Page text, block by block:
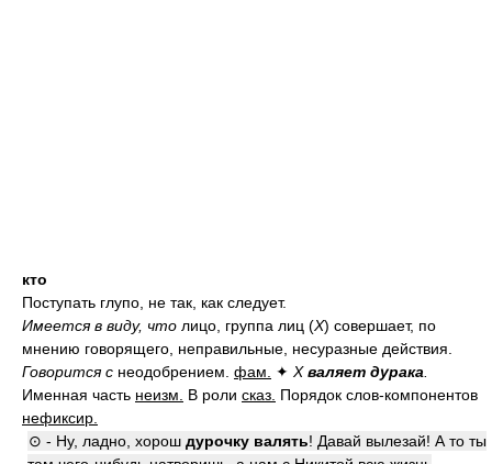
кто
Поступать глупо, не так, как следует.
Имеется в виду, что лицо, группа лиц (Х) совершает, по
мнению говорящего, неправильные, несуразные действия.
Говорится с неодобрением. фам. ✦ Х валяет дурака
Именная часть неизм. В роли сказ. Порядок слов-компонентов
нефиксир.
⊙ - Ну, ладно, хорош дурочку валять! Давай вылезай! А то ты